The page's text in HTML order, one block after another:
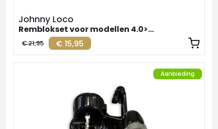
Johnny Loco
Remblokset voor modellen 4.0>5.1
€ 15,95
€ 21,95
Aanbieding